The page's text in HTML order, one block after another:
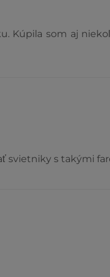
som aj
svietniky s takými